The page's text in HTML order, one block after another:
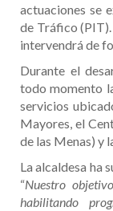
actuaciones se
de Tráfico (PIT).
intervendrá de
Durante el
todo momento
servicios
Mayores, el
de las Menas) y
La alcaldesa ha
“Nuestro
habilitando